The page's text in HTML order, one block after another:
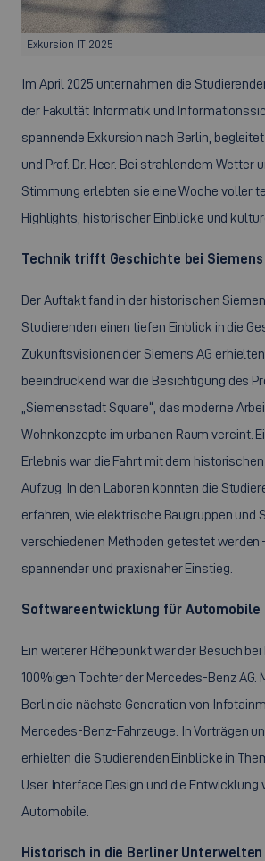
Exkursion IT 2025
Im April 2025 unternahmen die
der Fakultät Informatik und
spannende Exkursion nach Berlin, begleitet
und Prof. Dr. Heer. Bei strahlendem Wetter
Stimmung erlebten sie eine Woche voller
Highlights, historischer Einblicke und
Technik trifft Geschichte bei Siemens
Der Auftakt fand in der historischen
Studierenden einen tiefen Einblick in die
Zukunftsvisionen der Siemens AG
beeindruckend war die Besichtigung des
„Siemensstadt Square“, das moderne
Wohnkonzepte im urbanen Raum vereint.
Erlebnis war die Fahrt mit dem
Aufzug. In den Laboren konnten die
erfahren, wie elektrische Baugruppen und
verschiedenen Methoden getestet werden
spannender und praxisnaher Einstieg.
Softwareentwicklung für Automobile
Ein weiterer Höhepunkt war der Besuch bei
100%igen Tochter der Mercedes-Benz AG.
Berlin die nächste Generation von
Mercedes-Benz-Fahrzeuge. In Vorträgen
erhielten die Studierenden Einblicke in
User Interface Design und die Entwicklung
Automobile.
Historisch in die Berliner Unterwelten